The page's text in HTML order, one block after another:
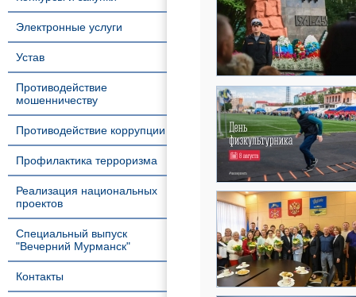
Электронные услуги
Устав
Противодействие
мошенничеству
Противодействие коррупции
Профилактика терроризма
Реализация национальных
проектов
Специальный выпуск
"Вечерний Мурманск"
Контакты